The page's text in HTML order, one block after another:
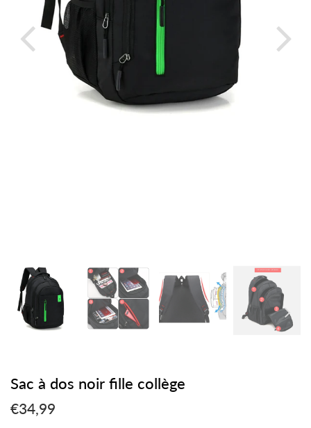
Sac à dos noir fille collège
€34,99